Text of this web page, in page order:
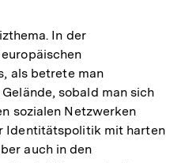
In der
als betrete man
sobald man sich
sozialen Netzwerken
Identitätspolitik mit harten
auch in den